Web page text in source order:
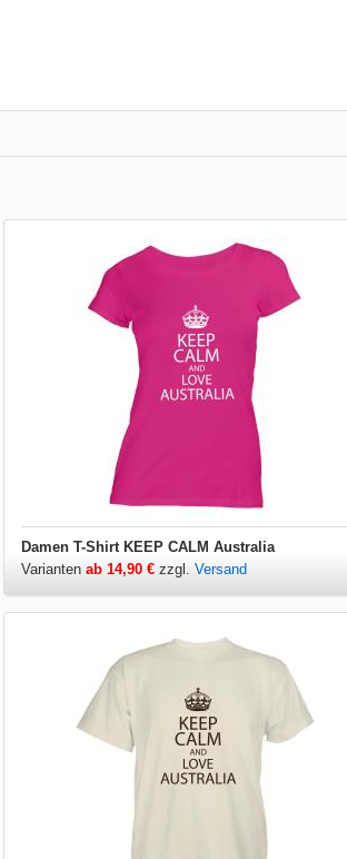
Damen T-Shirt KEEP CALM Australia
Varianten ab 14,90 €zzgl. Versand